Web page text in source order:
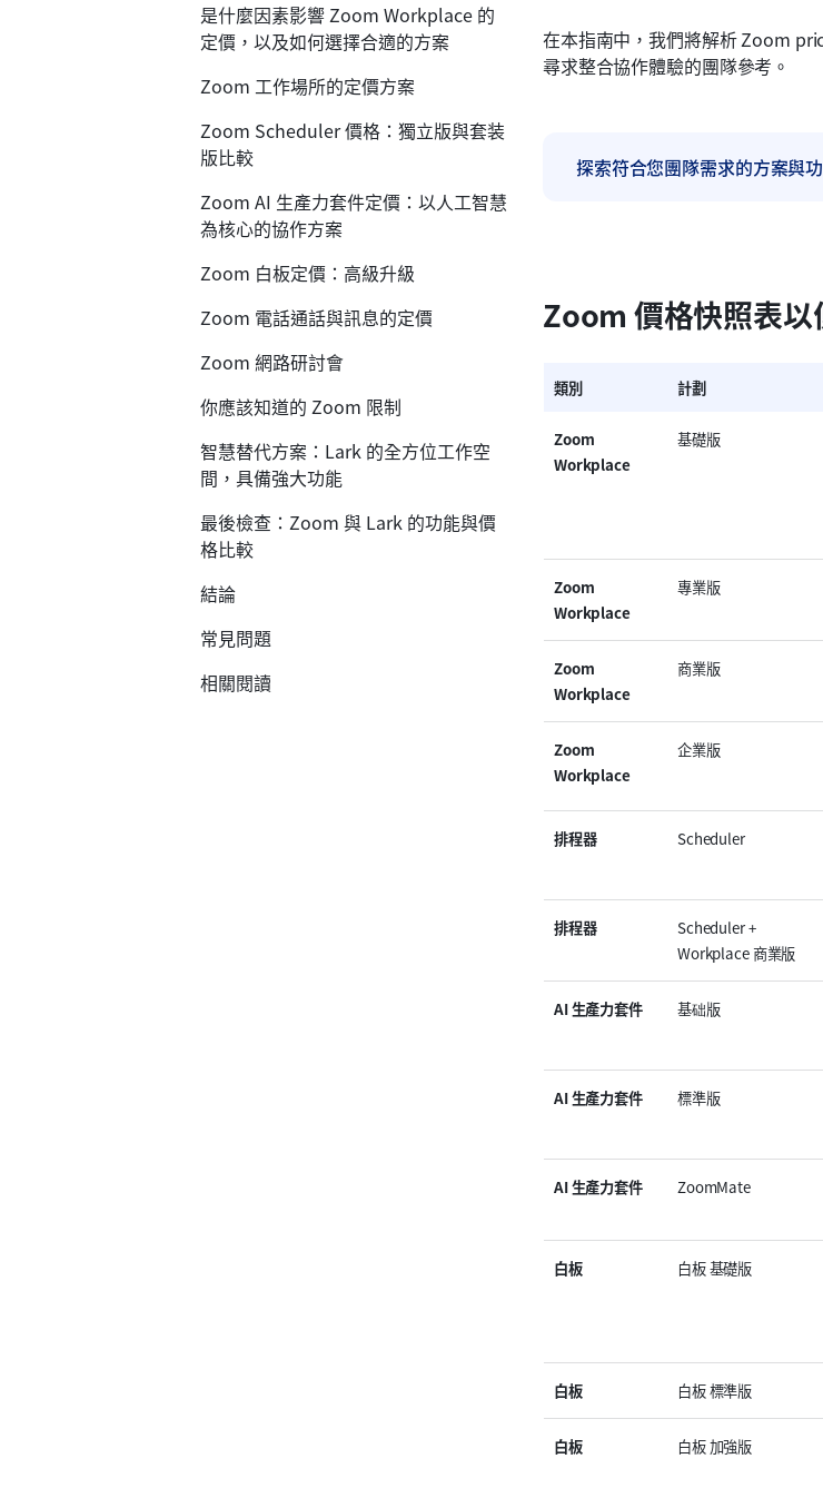
在本指南中，我們將解析 Zoom
尋求整合協作體驗的團隊參考。
探索符合您團隊需求的方案與
Zoom 價格快照表以
類別 計劃
Zoom
Workplace
基礎版
Zoom
Workplace
專業版
Zoom
Workplace
商業版
Zoom
Workplace
企業版
排程器 Scheduler
排程器
Scheduler +
Workplace 商業版
AI 生產力套件 基础版
AI 生產力套件 標準版
AI 生產力套件 ZoomMate
白板 白板 基礎版
白板 白板 標準版
白板 白板 加強版
是什麼因素影響 Zoom Workplace 的
定價，以及如何選擇合適的方案
Zoom 工作場所的定價方案
Zoom Scheduler 價格：獨立版與套装
版比較
Zoom AI 生產力套件定價：以人工智慧
為核心的協作方案
Zoom 白板定價：高級升級
Zoom 電話通話與訊息的定價
Zoom 網路研討會
你應該知道的 Zoom 限制
智慧替代方案：Lark 的全方位工作空
間，具備強大功能
最後檢查：Zoom 與 Lark 的功能與價
格比較
結論
常見問題
相關閱讀